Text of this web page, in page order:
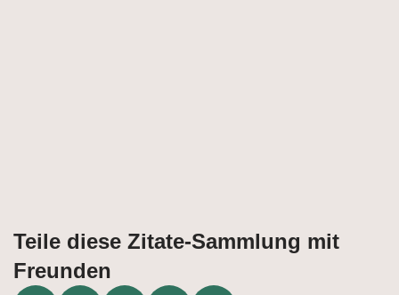
Teile diese Zitate-Sammlung mit
Freunden